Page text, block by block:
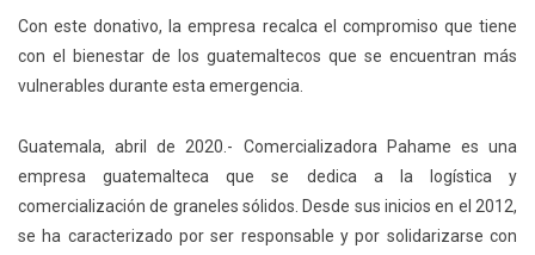
Con este donativo, la empresa recalca el compromiso que tiene
con el bienestar de los guatemaltecos que se encuentran más
vulnerables durante esta emergencia.
Guatemala, abril de 2020.- Comercializadora Pahame es una
empresa guatemalteca que se dedica a la logística y
comercialización de graneles sólidos. Desde sus inicios en el 2012,
se ha caracterizado por ser responsable y por solidarizarse con